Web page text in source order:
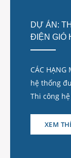
DỰ ÁN:
ĐIỆN GIÓ
CÁC HẠNG
hệ thống
Thi công
XEM